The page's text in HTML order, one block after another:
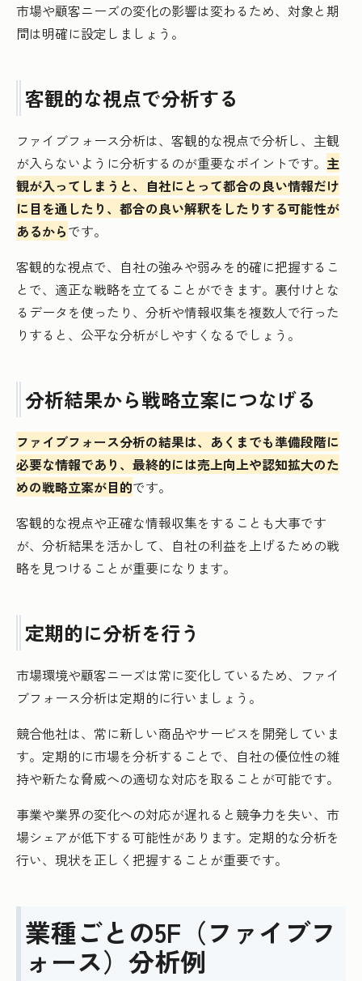
市場や顧客ニーズの変化の影響は変わるため、対象と期
間は明確に設定しましょう。
客観的な視点で分析する
ファイブフォース分析は、客観的な視点で分析し、主観
が入らないように分析するのが重要なポイントです。 主
観が入ってしまうと、自社にとって都合の良い情報だけ
に目を通したり、都合の良い解釈をしたりする可能性が
あるからです。
客観的な視点で、自社の強みや弱みを的確に把握するこ
とで、適正な戦略を立てることができます。裏付けとな
るデータを使ったり、分析や情報収集を複数人で行った
りすると、公平な分析がしやすくなるでしょう。
分析結果から戦略立案につなげる
ファイブフォース分析の結果は、あくまでも準備段階に
必要な情報であり、最終的には売上向上や認知拡大のた
めの戦略立案が目的です。
客観的な視点や正確な情報収集をすることも大事です
が、分析結果を活かして、自社の利益を上げるための戦
略を見つけることが重要になります。
定期的に分析を行う
市場環境や顧客ニーズは常に変化しているため、ファイ
ブフォース分析は定期的に行いましょう。
競合他社は、常に新しい商品やサービスを開発していま
す。定期的に市場を分析することで、自社の優位性の維
持や新たな脅威への適切な対応を取ることが可能です。
事業や業界の変化への対応が遅れると競争力を失い、市
場シェアが低下する可能性があります。定期的な分析を
行い、現状を正しく把握することが重要です。
業種ごとの5F（ファイブフ
ォース）分析例